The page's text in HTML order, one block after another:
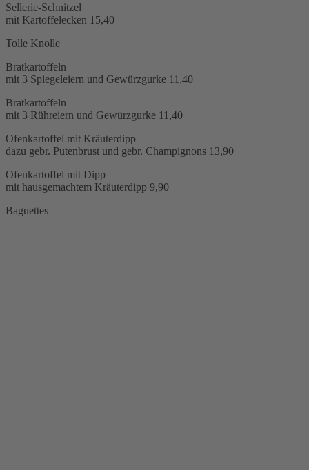
Sellerie-Schnitzel
mit Kartoffelecken 15,40
Tolle Knolle
Bratkartoffeln
mit 3 Spiegeleiern und Gewürzgurke 11,40
Bratkartoffeln
mit 3 Rühreiern und Gewürzgurke 11,40
Ofenkartoffel mit Kräuterdipp
dazu gebr. Putenbrust und gebr. Champignons 13,90
Ofenkartoffel mit Dipp
mit hausgemachtem Kräuterdipp 9,90
Baguettes